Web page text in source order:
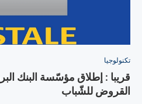
تكنولوجيا
قريبا : إطلاق مؤسّسة البنك
القروض للشّباب